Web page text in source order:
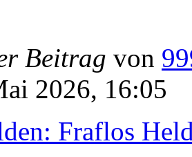
Beitrag von
2026, 16:05
Fraflos